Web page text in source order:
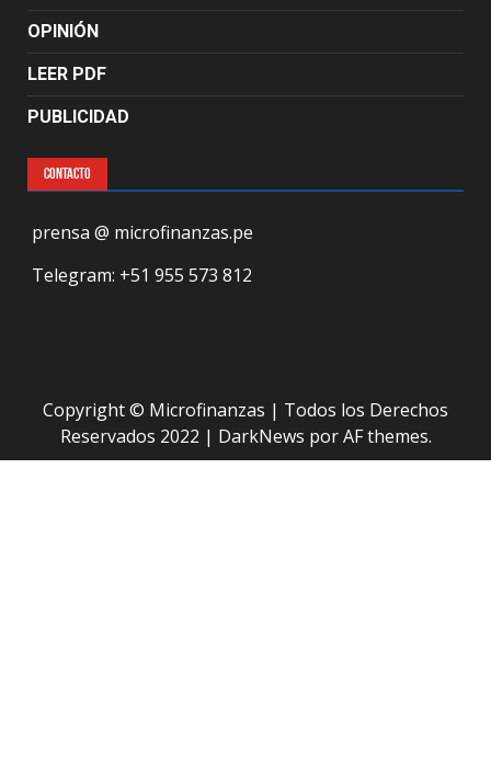
OPINIÓN
LEER PDF
PUBLICIDAD
CONTACTO
prensa @ microfinanzas.pe
Telegram: +51 955 573 812
Copyright © Microfinanzas | Todos los Derechos
Reservados 2022 | DarkNews por AF themes.